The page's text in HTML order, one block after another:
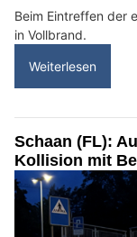
Beim Eintreffen der
in Vollbrand.
Weiterlesen
Schaan (FL):
Kollision mit